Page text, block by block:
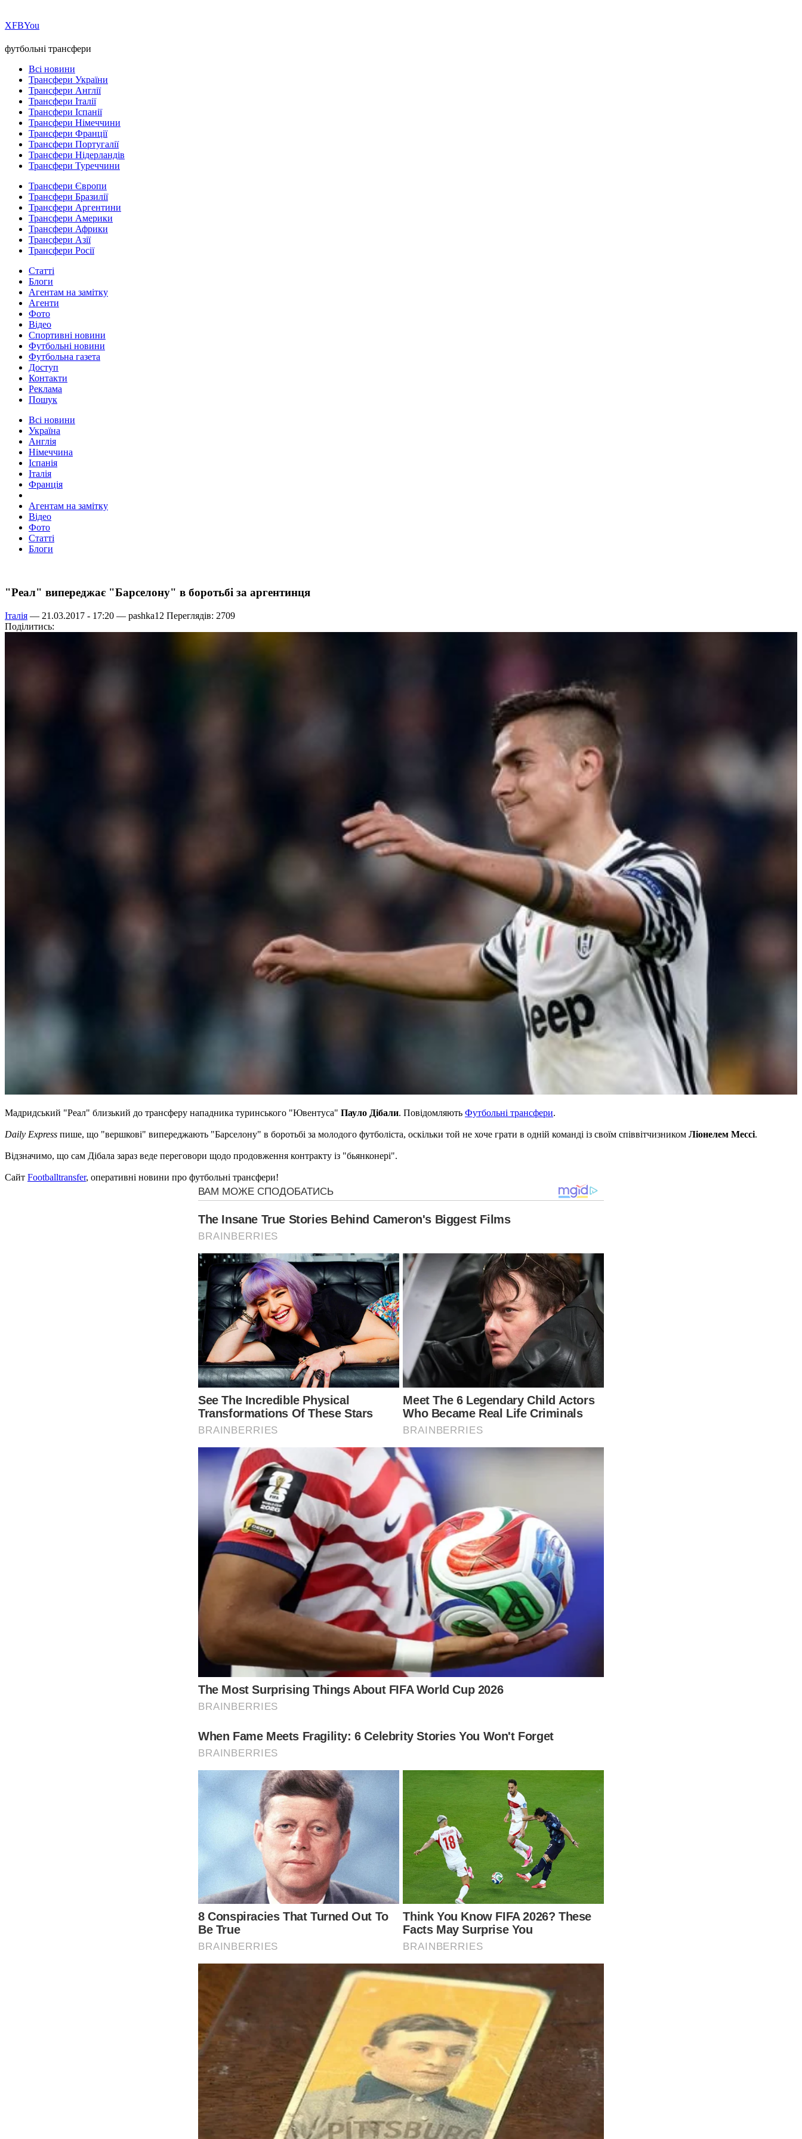
ХFBYou
футбольні трансфери
Всі новини
Трансфери України
Трансфери Англії
Трансфери Італії
Трансфери Іспанії
Трансфери Німеччини
Трансфери Франції
Трансфери Португалії
Трансфери Нідерландів
Трансфери Туреччини
Трансфери Європи
Трансфери Бразилії
Трансфери Аргентини
Трансфери Америки
Трансфери Африки
Трансфери Азії
Трансфери Росії
Статті
Блоги
Агентам на замітку
Агенти
Фото
Відео
Спортивні новини
Футбольні новини
Футбольна газета
Доступ
Контакти
Реклама
Пошук
Всі новини
Україна
Англія
Німеччина
Іспанія
Італія
Франція
Агентам на замітку
Відео
Фото
Статті
Блоги
"Реал" випереджає "Барселону" в боротьбі за аргентинця
Італія — 21.03.2017 - 17:20 — pashka12 Переглядів: 2709
Поділитись:
Мадридський "Реал" близький до трансферу нападника туринського "Ювентуса" Пауло Дібали. Повідомляють Футбольні трансфери.
Daily Express пише, що "вершкові" випереджають "Барселону" в боротьбі за молодого футболіста, оскільки той не хоче грати в одній команді із своїм співвітчизником Ліонелем Мессі.
Відзначимо, що сам Дібала зараз веде переговори щодо продовження контракту із "бьянконері".
Сайт Footballtransfer, оперативні новини про футбольні трансфери!